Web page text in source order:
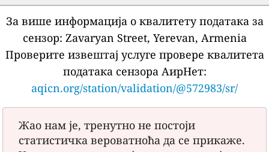
За више информација о квалитету података за
сензор: Zavaryan Street, Yerevan, Armenia
Проверите извештај услуге провере квалитета
података сензора АирНет:
aqicn.org/station/validation/@572983/sr/
Жао нам је, тренутно не постоји
статистичка вероватноћа да се прикаже.